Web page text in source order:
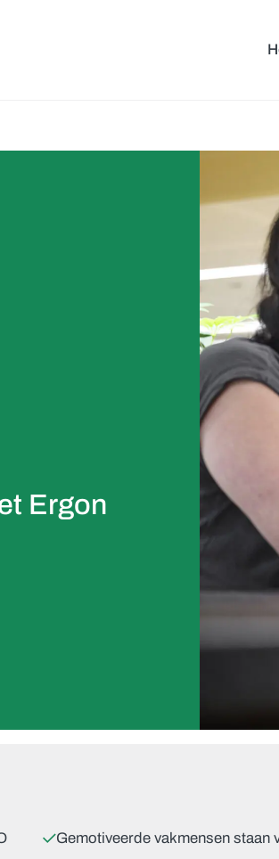
Ergon
Gemotiveerde vakmensen staan